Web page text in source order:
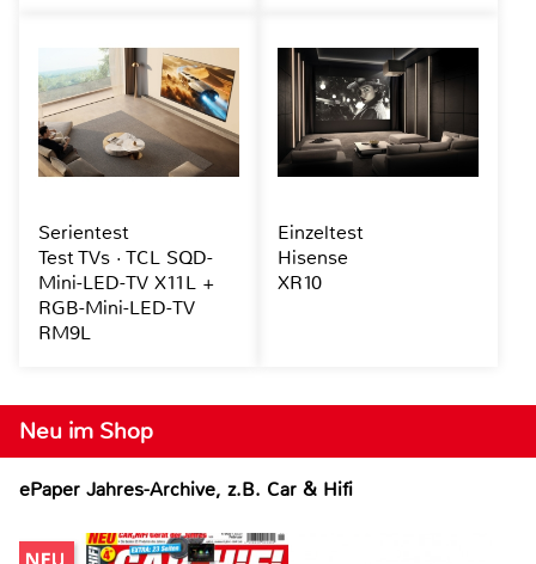
Neu im Shop
ePaper Jahres-Archive, z.B. Car & Hifi
Serientest
Test TVs · TCL SQD-
Mini-LED-TV X11L +
RGB-Mini-LED-TV
RM9L
Einzeltest
Hisense
XR10